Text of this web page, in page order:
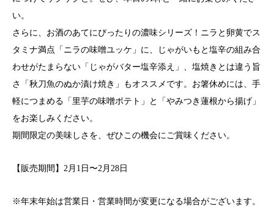
い。
さらに、お酒のあてにぴったりの濃味シリーズ！ニラと卵黄でス
タミナ満点「ニラの味噌ユッケ」に、じゃがいもと塩辛の組み合
わせがたまらない「じゃがバター塩辛添え」、塩焼きとは違う旨
さ「秋刀魚のぬか漬け焼き」もオススメです。お箸休めには、手
軽につまめる「里芋の味噌ポテト」と「やみつき蓮根から揚げ」
をお楽しみください。
期間限定の美味しさを、ぜひこの機会にご賞味ください。
【販売期間】2月1日〜2月28日
※年末年始は営業日・営業時間が変更になる場合がございます。